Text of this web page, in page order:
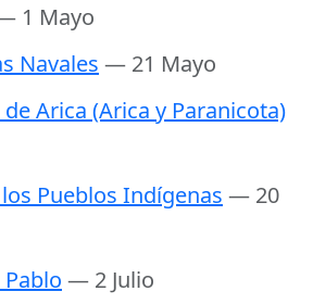
1 Mayo
Navales — 21 Mayo
Arica (Arica y Paranicota)
Pueblos Indígenas — 20
Pablo — 2 Julio